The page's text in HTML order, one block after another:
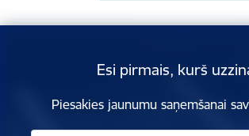
Esi pirmais, kurš
Piesakies jaunumu saņemšanai